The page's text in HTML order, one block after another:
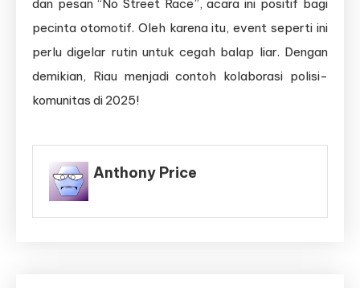
dan pesan “No Street Race”, acara ini positif bagi
pecinta otomotif. Oleh karena itu, event seperti ini
perlu digelar rutin untuk cegah balap liar. Dengan
demikian, Riau menjadi contoh kolaborasi polisi-
komunitas di 2025!
Anthony Price